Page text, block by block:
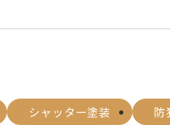
シャッター塗装
防